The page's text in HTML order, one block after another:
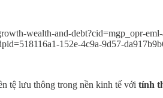
wealth-and-debt?cid=mgp_opr-
152e-4c9a-9d57-
tệ lưu thông trong nền kinh tế với tính